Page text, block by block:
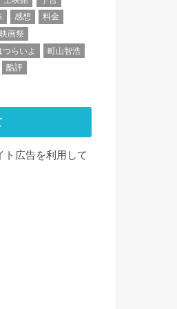
感想
料金
画祭
つらいよ
町山智浩
酷評
ト広告を利用して